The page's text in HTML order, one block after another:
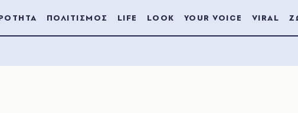
ΠΟΛΙΤΙΣΜΟΣ LIFE LOOK YOUR VOICE VIRAL